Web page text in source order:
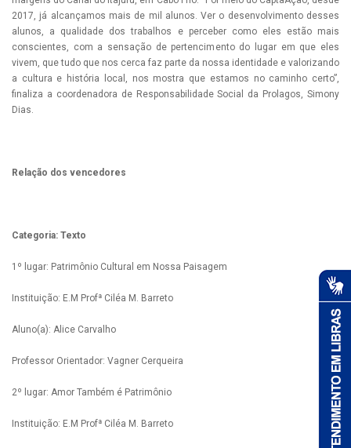
2017, já alcançamos mais de mil alunos. Ver o desenvolvimento desses
alunos, a qualidade dos trabalhos e perceber como eles estão mais
conscientes, com a sensação de pertencimento do lugar em que eles
vivem, que tudo que nos cerca faz parte da nossa identidade e valorizando
a cultura e história local, nos mostra que estamos no caminho certo”,
finaliza a coordenadora de Responsabilidade Social da Prolagos, Simony
Dias.
Relação dos vencedores
Categoria: Texto
1º lugar: Patrimônio Cultural em Nossa Paisagem
Instituição: E.M Profª Ciléa M. Barreto
Aluno(a): Alice Carvalho
Professor Orientador: Vagner Cerqueira
2º lugar: Amor Também é Patrimônio
Instituição: E.M Profª Ciléa M. Barreto